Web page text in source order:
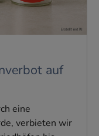
auf
eine
verbieten wir